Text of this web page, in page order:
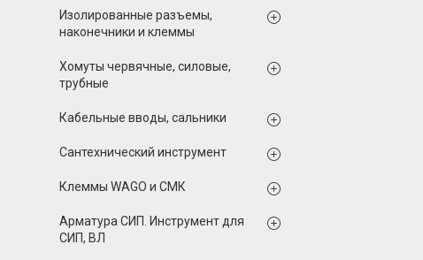
Изолированные разъемы,
наконечники и клеммы
Хомуты червячные, силовые,
трубные
Кабельные вводы, сальники
Сантехнический инструмент
Клеммы WAGO и СМК
Арматура СИП. Инструмент для
СИП, ВЛ